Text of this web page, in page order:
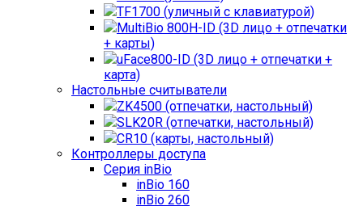
TF1700 (уличный с клавиатурой)
MultiBio 800H-ID (3D лицо + отпечатки
+ карты)
uFace800-ID (3D лицо + отпечатки +
карта)
Настольные считыватели
ZK4500 (отпечатки, настольный)
SLK20R (отпечатки, настольный)
CR10 (карты, настольный)
Контроллеры доступа
Серия inBio
inBio 160
inBio 260